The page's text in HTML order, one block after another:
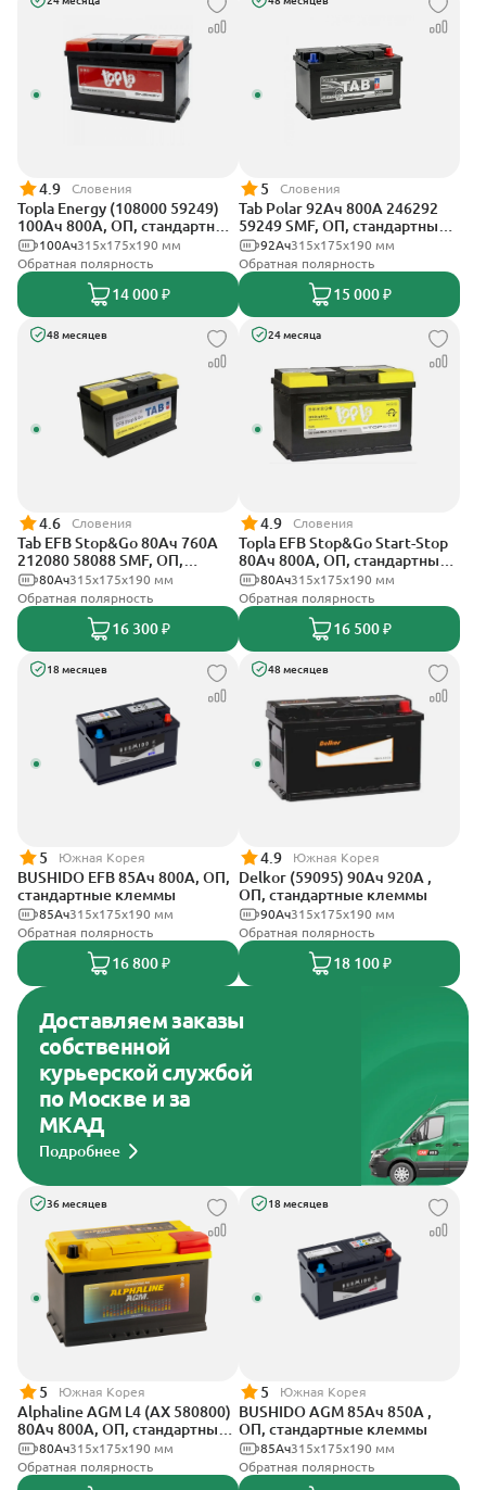
4.9 Словения
Topla Energy (108000 59249)
100Ач 800А, ОП, стандартные
клеммы315x175x190 мм
100Ач
Обратная полярность
14 000 ₽
5 Словения
Tab Polar 92Ач 800А 246292
59249 SMF, ОП, стандартные
клеммы315x175x190 мм
92Ач
Обратная полярность
15 000 ₽
48 месяцев
4.6 Словения
Tab EFB Stop&Go 80Ач 760А
212080 58088 SMF, ОП,
стандартные клеммы
315x175x190 мм
80Ач
Обратная полярность
16 300 ₽
24 месяца
4.9 Словения
Topla EFB Stop&Go Start-Stop
80Ач 800А, ОП, стандартные
клеммы315x175x190 мм
80Ач
Обратная полярность
16 500 ₽
18 месяцев
5 Южная Корея
BUSHIDO EFB 85Ач 800А, ОП,
стандартные клеммы
315x175x190 мм
85Ач
Обратная полярность
16 800 ₽
48 месяцев
4.9 Южная Корея
Delkor (59095) 90Ач 920А ,
ОП, стандартные клеммы
315x175x190 мм
90Ач
Обратная полярность
18 100 ₽
Доставляем заказы
собственной
курьерской службой
по Москве и за
МКАД
Подробнее
36 месяцев
5 Южная Корея
Alphaline AGM L4 (AX 580800)
80Ач 800А, ОП, стандартные
клеммы315х175х190 мм
80Ач
Обратная полярность
18 месяцев
5 Южная Корея
BUSHIDO AGM 85Ач 850А ,
ОП, стандартные клеммы
315x175x190 мм
85Ач
Обратная полярность